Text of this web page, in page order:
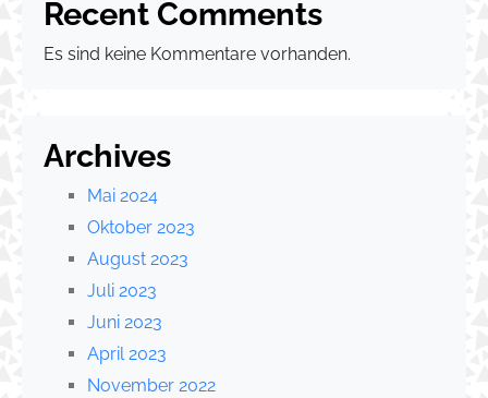
Recent Comments
Es sind keine Kommentare vorhanden.
Archives
Mai 2024
Oktober 2023
August 2023
Juli 2023
Juni 2023
April 2023
November 2022